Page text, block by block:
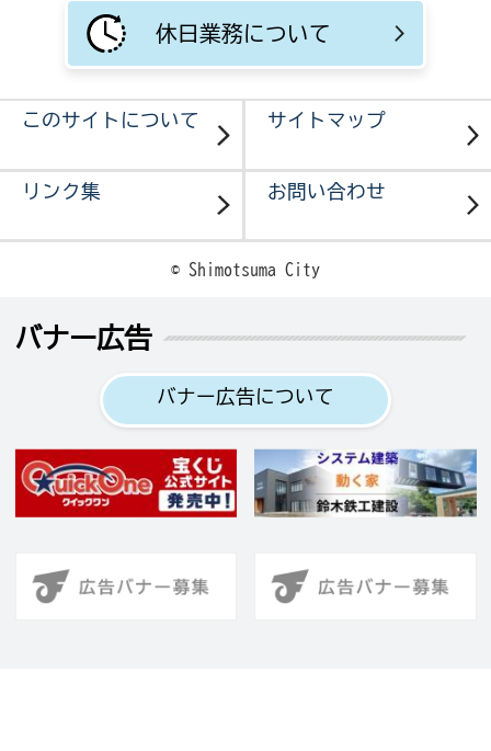
休日業務について
このサイトについて サイトマップ
リンク集 お問い合わせ
© Shimotsuma City
バナー広告
バナー広告について